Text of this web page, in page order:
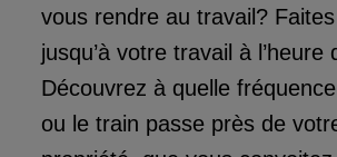
vous rendre au travail?
jusqu’à votre travail à l’heure
Découvrez à quelle fréquence
ou le train passe près de